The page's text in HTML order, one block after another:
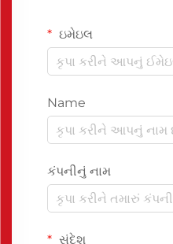
ઇમેઇલ
Name
કંપનીનું નામ
સંદેશ